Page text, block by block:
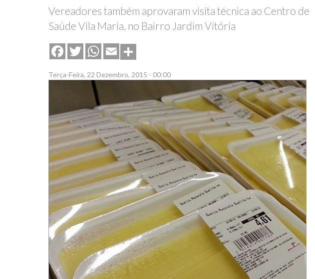
Vereadores também aprovaram visita técnica ao Centro de
Saúde Vila Maria, no Bairro Jardim Vitória
FacebookTwitterWhatsApp
Email
Terça-Feira, 22 Dezembro, 2015 - 00:00